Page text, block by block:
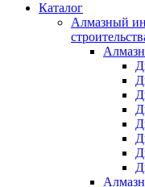
Каталог
Алмазный